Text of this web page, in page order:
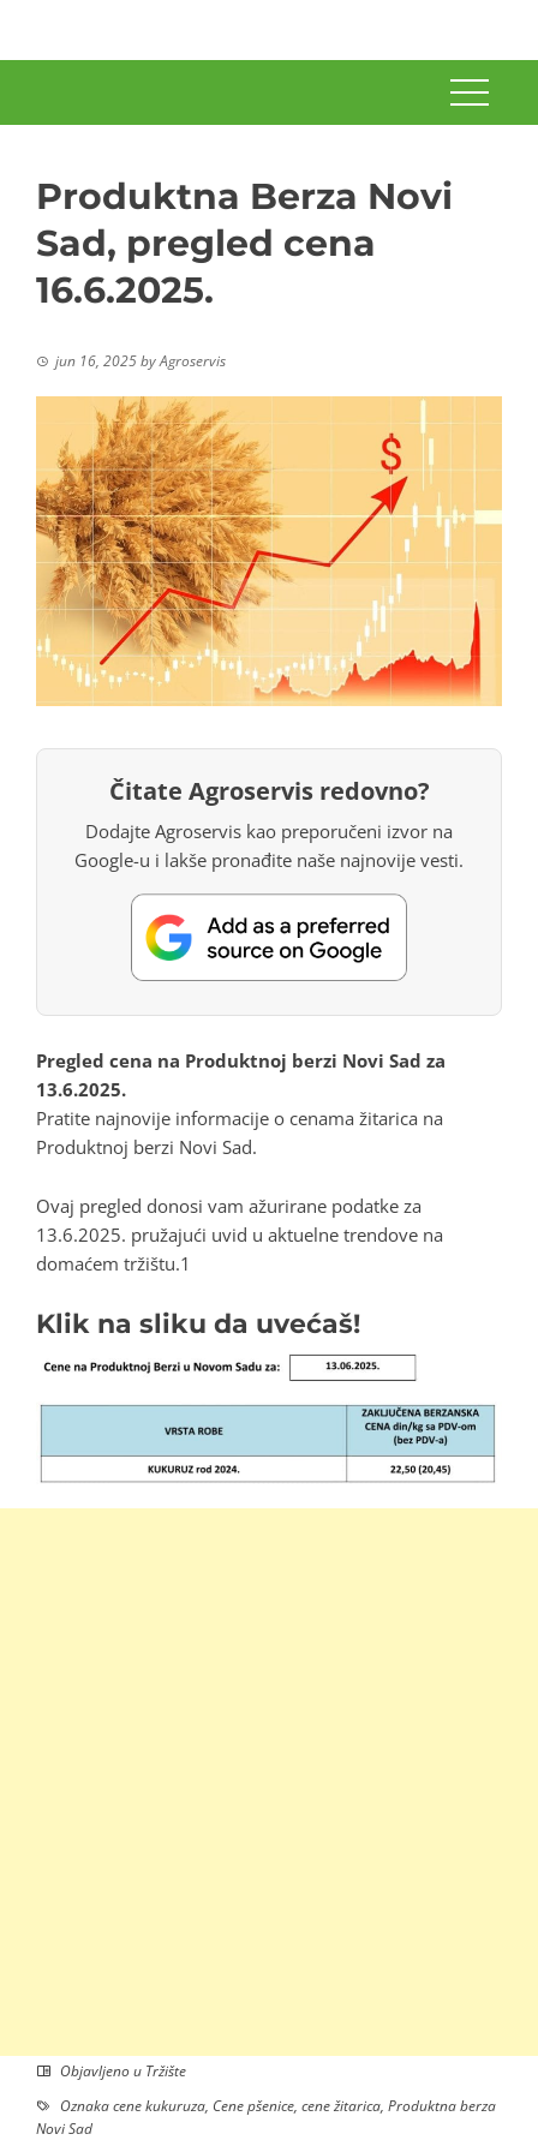
Produktna Berza Novi
Sad, pregled cena
16.6.2025.
jun 16, 2025byAgroservis
Čitate Agroservis redovno?
Dodajte Agroservis kao preporučeni izvor na
Google-u i lakše pronađite naše najnovije vesti.
Pregled cena na Produktnoj berzi Novi Sad za
13.6.2025.
Pratite najnovije informacije o cenama žitarica na
Produktnoj berzi Novi Sad.
Ovaj pregled donosi vam ažurirane podatke za
13.6.2025. pružajući uvid u aktuelne trendove na
domaćem tržištu.1
Klik na sliku da uvećaš!
Objavljeno u Tržište
Oznakacene kukuruza, Cene pšenice, cene žitarica, Produktna berza
Novi Sad